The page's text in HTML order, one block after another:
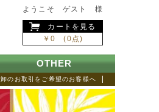
ようこそ ゲスト 様
カートを見る
￥0 (0点)
OTHER
卸のお取引をご希望のお客様へ